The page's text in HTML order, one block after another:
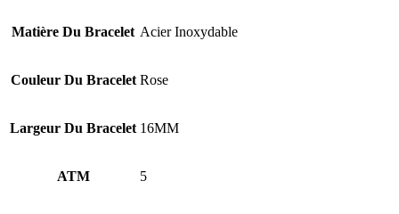
Matière Du Bracelet Acier Inoxydable
Couleur Du Bracelet Rose
Largeur Du Bracelet 16MM
ATM 5